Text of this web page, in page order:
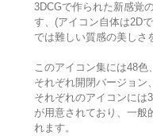
3DCGで作られた新感覚
す、(アイコン自体は2D
では難しい質感の美しさ
このアイコン集には48
それぞれ開閉バージョン
それぞれのアイコンには
が用意されており、一般
れます。